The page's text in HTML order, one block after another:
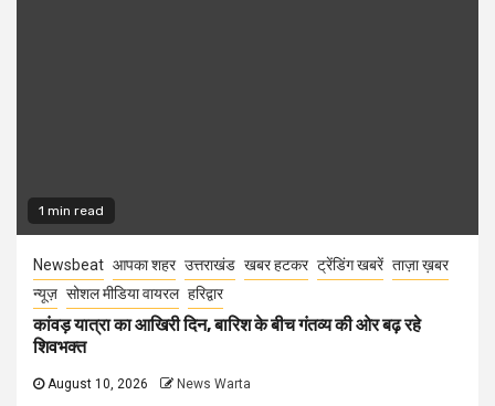
1 min read
Newsbeat आपका शहर उत्तराखंड खबर हटकर ट्रेंडिंग खबरें ताज़ा ख़बर
न्यूज़ सोशल मीडिया वायरल हरिद्वार
कांवड़ यात्रा का आखिरी दिन, बारिश के बीच गंतव्य की ओर बढ़ रहे
शिवभक्त
August 10, 2026 News Warta